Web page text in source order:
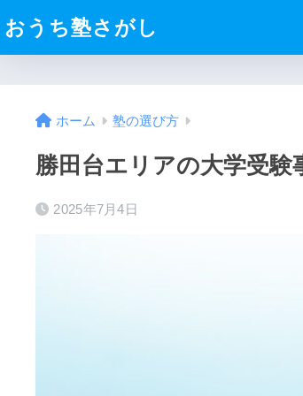
おうち塾さがし
ホーム 塾の選び方
勝田台エリアの大学受
2025年7月4日